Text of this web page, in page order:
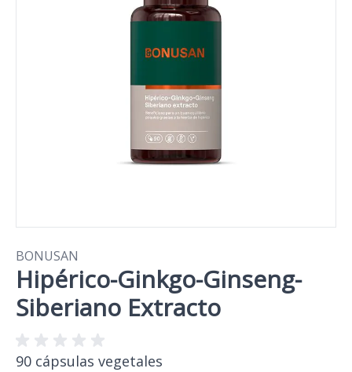
BONUSAN
Hipérico-Ginkgo-Ginseng-
Siberiano Extracto
90 cápsulas vegetales